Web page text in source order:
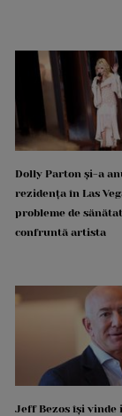
Dolly Parton și-a
rezidența în Las
probleme de
confruntă artista
Jeff Bezos își vinde